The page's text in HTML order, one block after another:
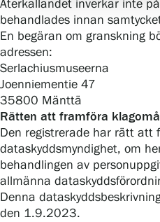
Återkallandet inverkar inte
behandlades innan
En begäran om granskning
adressen:
Serlachiusmuseerna
Joenniementie 47
35800 Mänttä
Rätten att framföra
Den registrerade har rätt att
dataskyddsmyndighet, om
behandlingen av
allmänna
Denna
den 1.9.2023.